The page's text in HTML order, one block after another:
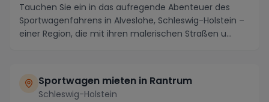
Tauchen Sie ein in das aufregende Abenteuer des
Sportwagenfahrens in Alveslohe, Schleswig-Holstein –
einer Region, die mit ihren malerischen Straßen u...
Sportwagen mieten in Rantrum
Schleswig-Holstein